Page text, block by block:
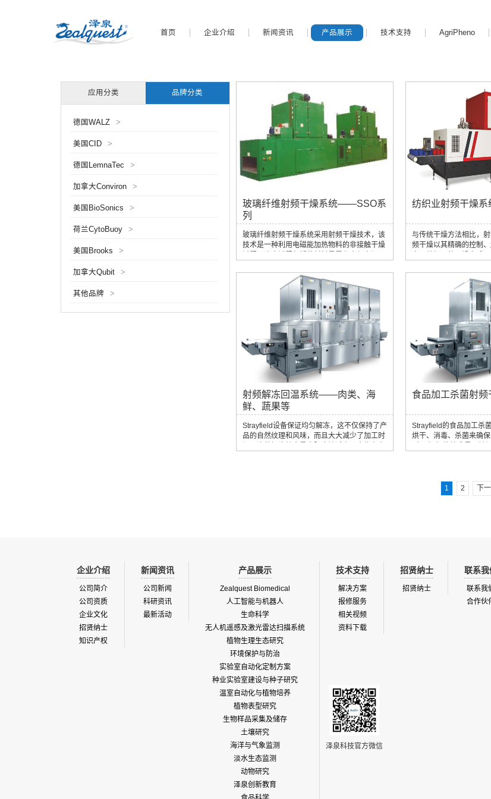
首页 企业介绍 新闻资讯 产品展示 技术支持 AgriPheno
应用分类 品牌分类
德国WALZ >
美国CID >
德国LemnaTec >
加拿大Conviron >
美国BioSonics >
荷兰CytoBuoy >
美国Brooks >
加拿大Qubit >
其他品牌 >
玻璃纤维射频干燥系统——SSO系
列
玻璃纤维射频干燥系统采用射频干燥技术，该
技术是一种利用电磁能加热物料的非接触干燥
生热量。水分子产生的热量使材料中的水分蒸
发，从而实现快速高效的干燥。 与传统干燥方
法相比，射频干燥在玻璃纤维中的应用具有许
多优点。首先，射频干燥是一个更快，更有效
的过程。这是因为射频能量可以深入材料而不
依赖于玻璃纤维的热性能，从而产生更快...
纺织业射频干燥
与传统干燥方法相比，
频干燥以其精确的控制
干燥在纺织品应用中的
品，保持纱线的完整性
确控制干燥过程，确保
助于保持纱线或织物的
统干燥方法常见的不均
染料迁移和黄变：RF干
射频解冻回温系统——肉类、海
鲜、蔬果等
Strayfield设备保证均匀解冻，这不仅保持了产
品的自然纹理和风味，而且大大减少了加工时
食品加工杀菌射频
Strayfield的食品加工杀
烘干、消毒、杀菌来确
高频电场从内到外加热
程中产生均匀的温度。
1 2 下
企业介绍
公司简介
公司资质
企业文化
招贤纳士
知识产权
新闻资讯
公司新闻
科研资讯
最新活动
产品展示
Zealquest Biomedical
人工智能与机器人
生命科学
无人机遥感及激光雷达扫描系统
植物生理生态研究
环境保护与防治
实验室自动化定制方案
种业实验室建设与种子研究
温室自动化与植物培养
植物表型研究
生物样品采集及储存
土壤研究
海洋与气象监测
淡水生态监测
动物研究
泽泉创新教育
技术支持
解决方案
报修服务
相关视频
资料下载
招贤纳士
招贤纳士
联系我
联系我
合作伙
泽泉科技官方微信